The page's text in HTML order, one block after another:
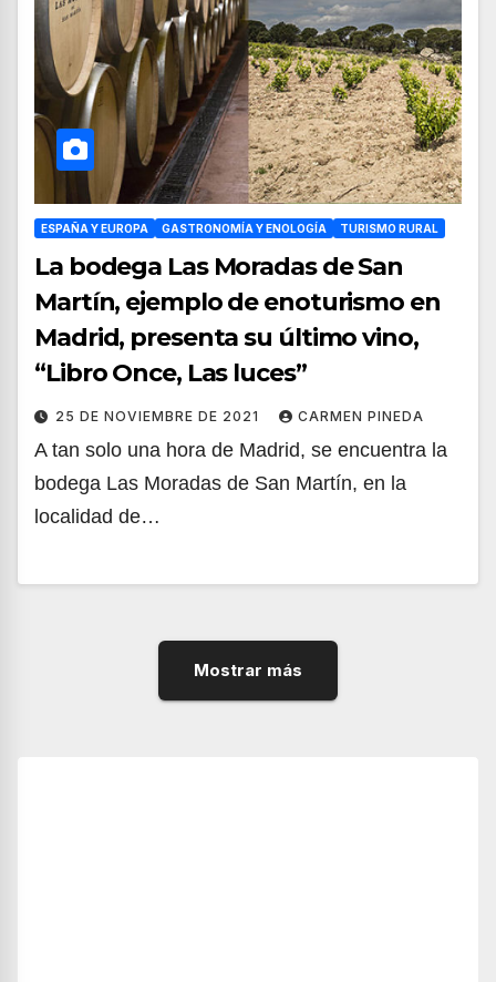
ESPAÑA Y EUROPA GASTRONOMÍA Y ENOLOGÍA TURISMO RURAL
La bodega Las Moradas de San
Martín, ejemplo de enoturismo en
Madrid, presenta su último vino,
“Libro Once, Las luces”
25 DE NOVIEMBRE DE 2021 CARMEN PINEDA
A tan solo una hora de Madrid, se encuentra la
bodega Las Moradas de San Martín, en la
localidad de…
Mostrar más